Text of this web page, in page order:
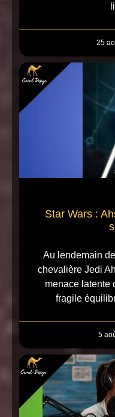
25
Star Wars :
Au lendemain
chevalière Jedi
menace latente
fragile
5